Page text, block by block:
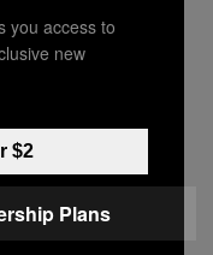
you access to
new
$2
Plans